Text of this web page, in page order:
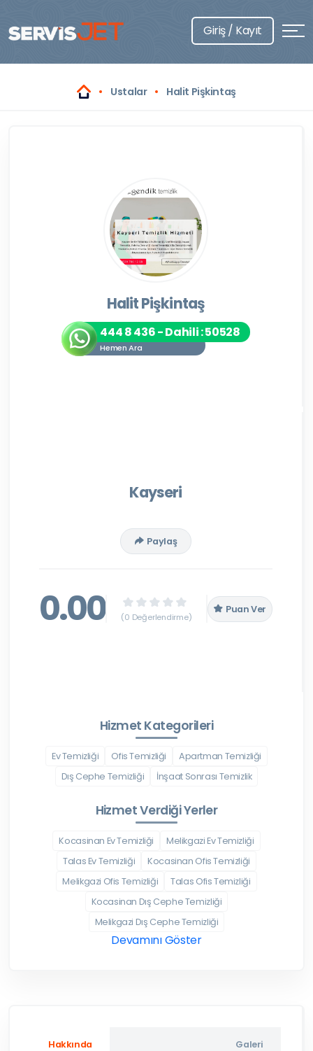
Giriş / Kayıt
Ustalar Halit Pişkintaş
Halit Pişkintaş
444 8 436 - Dahili : 50528
Hemen Ara
Kayseri
Paylaş
0.00 (0 Değerlendirme)
Puan Ver
Hizmet Kategorileri
Ev Temizliği Ofis Temizliği
Apartman Temizliği
Dış Cephe Temizliği
İnşaat Sonrası Temizlik
Hizmet Verdiği Yerler
Kocasinan Ev Temizliği
Melikgazi Ev Temizliği
Talas Ev Temizliği
Kocasinan Ofis Temizliği
Melikgazi Ofis Temizliği
Talas Ofis Temizliği
Kocasinan Dış Cephe Temizliği
Melikgazi Dış Cephe Temizliği
Devamını Göster
Hakkında Galeri